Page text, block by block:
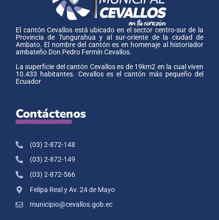
El cantón Cevallos está ubicado en el sector centro-sur de la
Provincia de Tungurahua y al sur-oriente de la ciudad de
Ambato. El nombre del cantón es en homenaje al historiador
ambateño Don Pedro Fermín Cevallos.
La superficie del cantón Cevallos es de 19km2 en la cual viven
10.433 habitantes. Cevallos es el cantón más pequeño del
Ecuador
Contáctenos
(03) 2-872-148
(03) 2-872-149
(03) 2-872-566
Felipa Real y Av. 24 de Mayo
municipio@cevallos.gob.ec